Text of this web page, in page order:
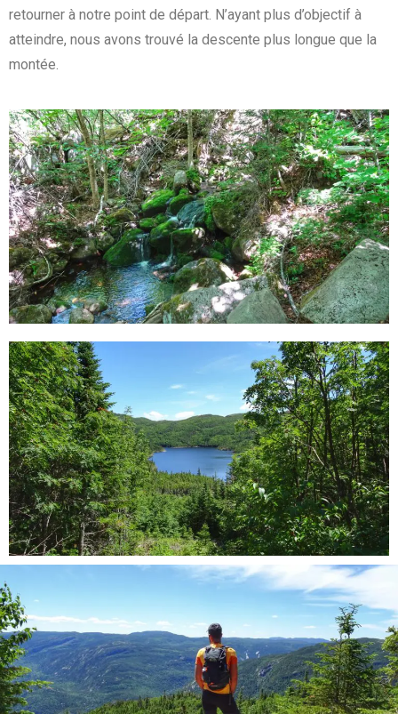
retourner à notre point de départ. N’ayant plus d’objectif à
atteindre, nous avons trouvé la descente plus longue que la
montée.